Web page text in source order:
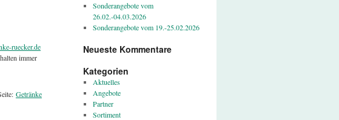
ruecker.de
immer
Getränke
Sonderangebote vom
26.02.-04.03.2026
Sonderangebote vom 19.-25.02.2026
Neueste Kommentare
Kategorien
Aktuelles
Angebote
Partner
Sortiment